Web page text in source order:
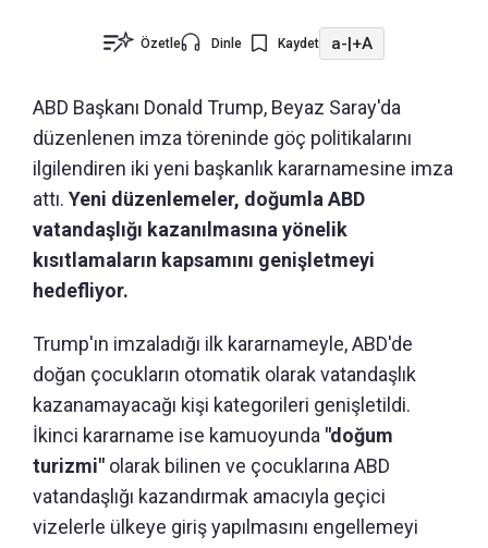
Özetle Dinle Kaydet a-|+A
ABD Başkanı Donald Trump, Beyaz Saray'da
düzenlenen imza töreninde göç politikalarını
ilgilendiren iki yeni başkanlık kararnamesine imza
attı. Yeni düzenlemeler, doğumla ABD
vatandaşlığı kazanılmasına yönelik
kısıtlamaların kapsamını genişletmeyi
hedefliyor.
Trump'ın imzaladığı ilk kararnameyle, ABD'de
doğan çocukların otomatik olarak vatandaşlık
kazanamayacağı kişi kategorileri genişletildi.
İkinci kararname ise kamuoyunda "doğum
turizmi" olarak bilinen ve çocuklarına ABD
vatandaşlığı kazandırmak amacıyla geçici
vizelerle ülkeye giriş yapılmasını engellemeyi